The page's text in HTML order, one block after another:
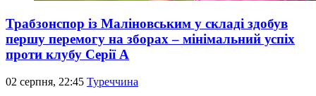
Трабзонспор із Маліновським у складі здобув
першу перемогу на зборах – мінімальний успіх
проти клубу Серії А
02 серпня, 22:45 Туреччина